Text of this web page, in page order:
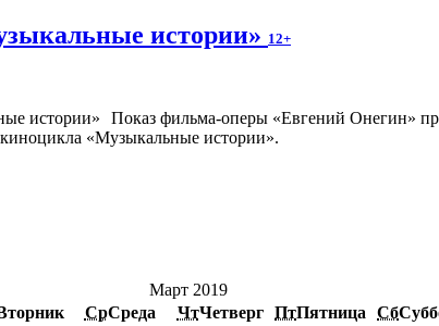
истории» 12+
Показ фильма-оперы «Евгений Онегин»
«Музыкальные истории».
Март 2019
СрСреда ЧтЧетверг ПтПятница Сб